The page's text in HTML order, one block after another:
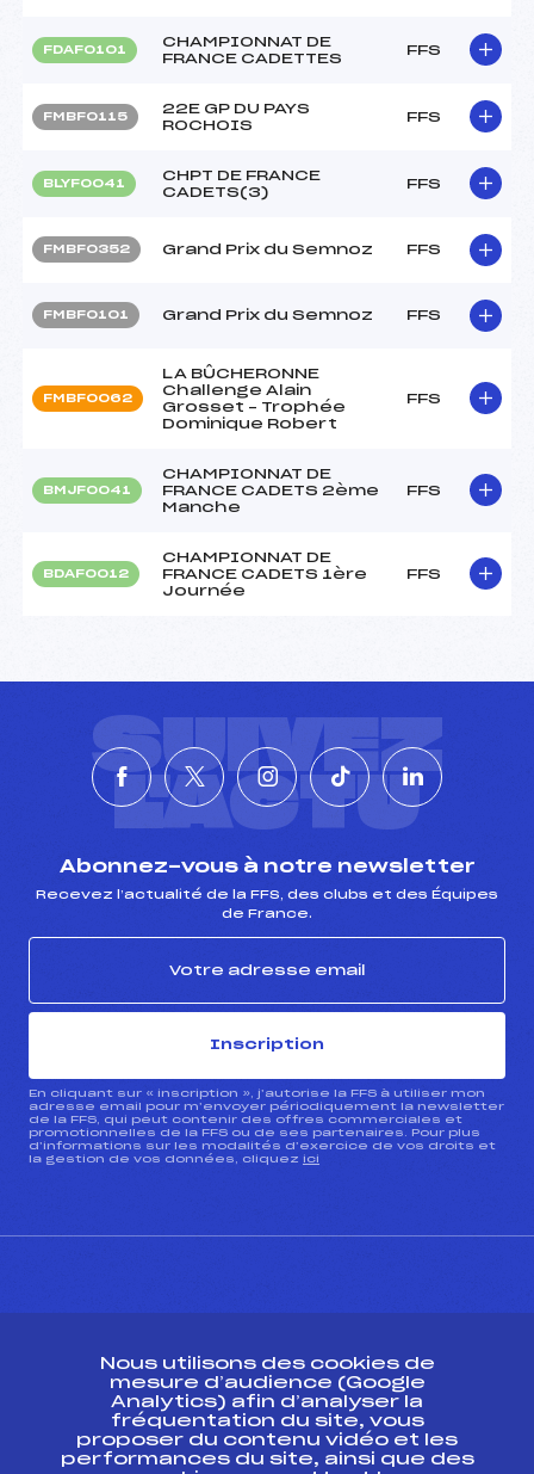
FDAF0101
CHAMPIONNAT DE
FRANCE CADETTES
FFS
FMBF0115
22E GP DU PAYS
ROCHOIS
FFS
BLYF0041
CHPT DE FRANCE
CADETS(3)
FFS
FMBF0352 Grand Prix du Semnoz FFS
FMBF0101 Grand Prix du Semnoz FFS
FMBF0062
LA BÛCHERONNE
Challenge Alain
Grosset – Trophée
Dominique Robert
FFS
BMJF0041
CHAMPIONNAT DE
FRANCE CADETS 2ème
Manche
FFS
BDAF0012
CHAMPIONNAT DE
FRANCE CADETS 1ère
Journée
FFS
SUIVEZ
L'ACTU
Abonnez-vous à notre newsletter
Recevez l’actualité de la FFS, des clubs et des Équipes
de France.
Inscription
En cliquant sur « inscription », j’autorise la FFS à utiliser mon
adresse email pour m’envoyer périodiquement la newsletter
de la FFS, qui peut contenir des offres commerciales et
promotionnelles de la FFS ou de ses partenaires. Pour plus
d’informations sur les modalités d’exercice de vos droits et
la gestion de vos données, cliquez ici
ESPACE PRESSE
Ressources
Pass’Neige
Nous utilisons des cookies de
mesure d’audience (Google
Analytics) afin d’analyser la
fréquentation du site, vous
proposer du contenu vidéo et les
performances du site, ainsi que des